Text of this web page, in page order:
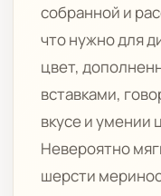
собранной и
что нужно для
цвет,
вставками,
вкусе и умении
Невероятно
шерсти